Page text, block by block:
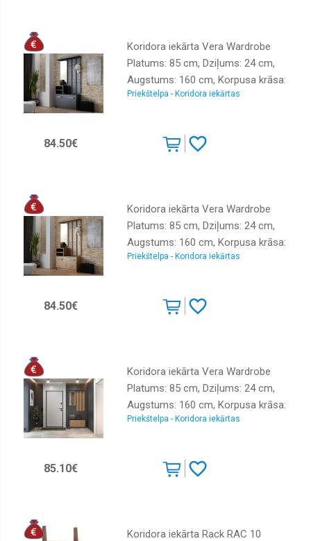
Koridora iekārta Vera Wardrobe
Platums: 85 cm, Dziļums: 24 cm,
Augstums: 160 cm, Korpusa krāsa:
melns, Elementu krāsa: melns,
Elementu skaits: 3, Ar spoguli: jā, Ar
Priekštelpa - Koridora iekārtas
84.50€
Koridora iekārta Vera Wardrobe
Platums: 85 cm, Dziļums: 24 cm,
Augstums: 160 cm, Korpusa krāsa:
ozols artisan, Elementu krāsa: ozols
Elementu skaits: 3, Ar spoguli: jā, Ar
Priekštelpa - Koridora iekārtas
84.50€
Koridora iekārta Vera Wardrobe
Platums: 85 cm, Dziļums: 24 cm,
Augstums: 160 cm, Korpusa krāsa:
antracīts, Elementu krāsa: ozols
Elementu skaits: 3, Ar spoguli: jā, Ar
Priekštelpa - Koridora iekārtas
85.10€
Koridora iekārta Rack RAC 10